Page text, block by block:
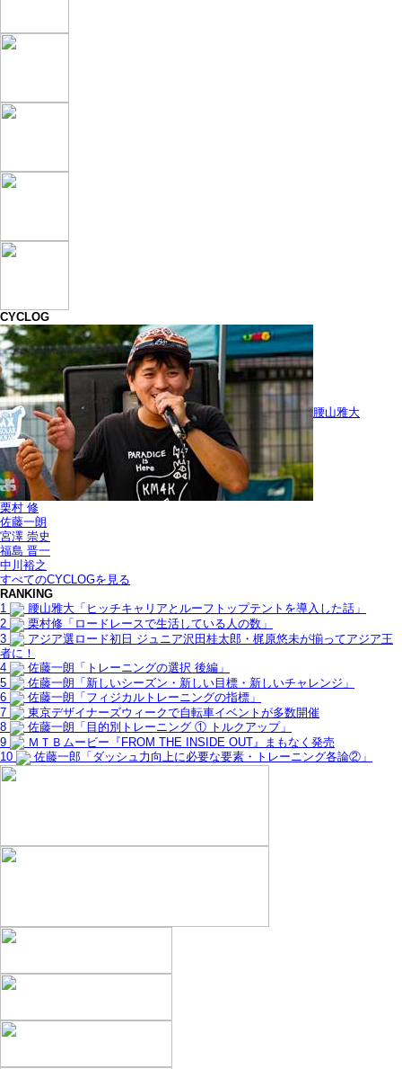
CYCLOG
腰山雅大
栗村 修
佐藤一朗
宮澤 崇史
福島 晋一
中川裕之
すべてのCYCLOGを見る
RANKING
1
腰山雅大「ヒッチキャリアとルーフトップテントを導入した話」
2
栗村修「ロードレースで生活している人の数」
3
アジア選ロード初日 ジュニア沢田桂太郎・梶原悠未が揃ってアジア王
者に！
4
佐藤一朗「トレーニングの選択 後編」
5
佐藤一朗「新しいシーズン・新しい目標・新しいチャレンジ」
6
佐藤一朗「フィジカルトレーニングの指標」
7
東京デザイナーズウィークで自転車イベントが多数開催
8
佐藤一朗「目的別トレーニング ① トルクアップ」
9
ＭＴＢムービー『FROM THE INSIDE OUT』まもなく発売
10
佐藤一郎「ダッシュ力向上に必要な要素・トレーニング各論②」